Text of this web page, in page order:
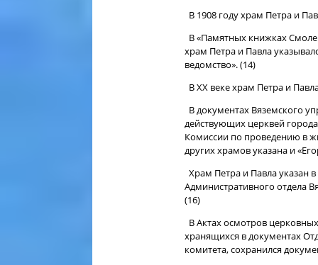
В 1908 году храм Петра и
В «Памятных книжках
храм Петра и Павла
ведомство». (14)
В ХХ веке храм Петра и
В документах Вяземского
действующих церквей
Комиссии по проведению в
других храмов указана и
Храм Петра и Павла указан
Административного отдела
(16)
В Актах осмотров
хранящихся в документах
комитета, сохранился